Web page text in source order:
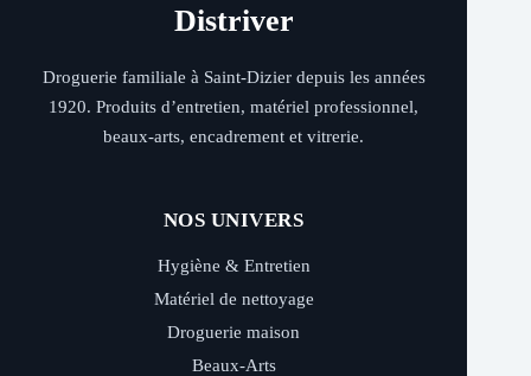
du
la
du
Distriver
Droguerie familiale à Saint-Dizier depuis les années
1920. Produits d’entretien, matériel professionnel,
beaux-arts, encadrement et vitrerie.
NOS UNIVERS
Hygiène & Entretien
Matériel de nettoyage
Droguerie maison
Beaux-Arts